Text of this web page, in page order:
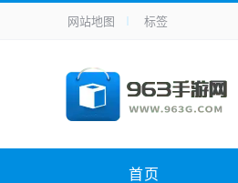
手机应用
手机游戏 体育竞技
电脑软件 其它类别
网站地图 标签
首页